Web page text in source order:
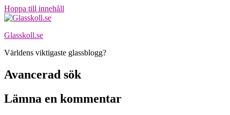
Hoppa till innehåll
Glasskoll.se
Världens viktigaste glassblogg?
Avancerad sök
Lämna en kommentar